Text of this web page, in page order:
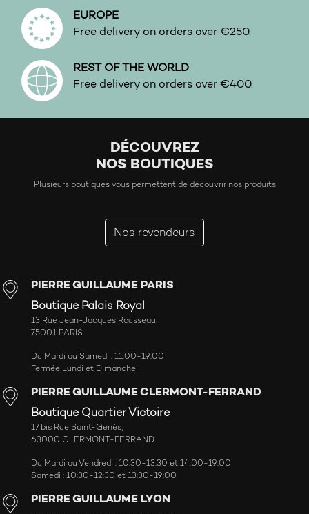
EUROPE
Free delivery on orders over €250.
REST OF THE WORLD
Free delivery on orders over €400.
DÉCOUVREZ
NOS BOUTIQUES
Plusieurs boutiques vous permettent de découvrir nos produits
Nos revendeurs
PIERRE GUILLAUME PARIS
Boutique Palais Royal
13 Rue Jean-Jacques Rousseau,
75001 PARIS
Du Mardi au Samedi : 11:00-19:00
Fermée Lundi et Dimanche
PIERRE GUILLAUME CLERMONT-FERRAND
Boutique Quartier Victoire
17 bis Rue Saint-Genès,
63000 CLERMONT-FERRAND
Du Mardi au Vendredi : 10:30-13:30 et 14:00-19:00
Samedi : 10:30-12:30 et 13:30-19:00
PIERRE GUILLAUME LYON